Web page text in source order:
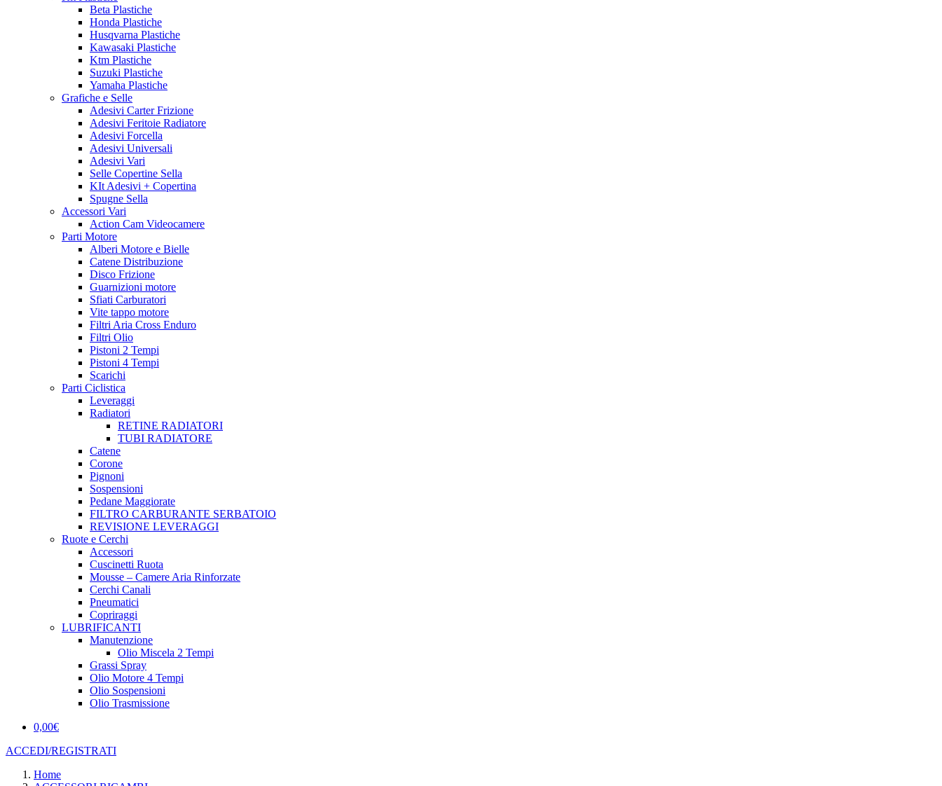
Beta Plastiche
Honda Plastiche
Husqvarna Plastiche
Kawasaki Plastiche
Ktm Plastiche
Suzuki Plastiche
Yamaha Plastiche
Grafiche e Selle
Adesivi Carter Frizione
Adesivi Feritoie Radiatore
Adesivi Forcella
Adesivi Universali
Adesivi Vari
Selle Copertine Sella
KIt Adesivi + Copertina
Spugne Sella
Accessori Vari
Action Cam Videocamere
Parti Motore
Alberi Motore e Bielle
Catene Distribuzione
Disco Frizione
Guarnizioni motore
Sfiati Carburatori
Vite tappo motore
Filtri Aria Cross Enduro
Filtri Olio
Pistoni 2 Tempi
Pistoni 4 Tempi
Scarichi
Parti Ciclistica
Leveraggi
Radiatori
RETINE RADIATORI
TUBI RADIATORE
Catene
Corone
Pignoni
Sospensioni
Pedane Maggiorate
FILTRO CARBURANTE SERBATOIO
REVISIONE LEVERAGGI
Ruote e Cerchi
Accessori
Cuscinetti Ruota
Mousse – Camere Aria Rinforzate
Cerchi Canali
Pneumatici
Copriraggi
LUBRIFICANTI
Manutenzione
Olio Miscela 2 Tempi
Grassi Spray
Olio Motore 4 Tempi
Olio Sospensioni
Olio Trasmissione
0,00€
ACCEDI/REGISTRATI
Home